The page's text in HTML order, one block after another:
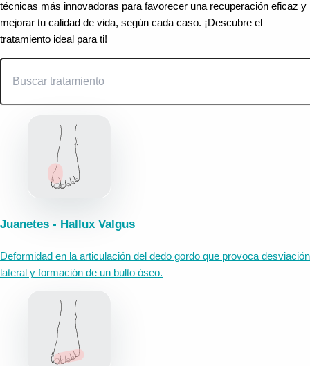
técnicas más innovadoras para favorecer una recuperación eficaz y
mejorar tu calidad de vida, según cada caso. ¡Descubre el
tratamiento ideal para ti!
Juanetes - Hallux Valgus
Deformidad en la articulación del dedo gordo que provoca desviación
lateral y formación de un bulto óseo.